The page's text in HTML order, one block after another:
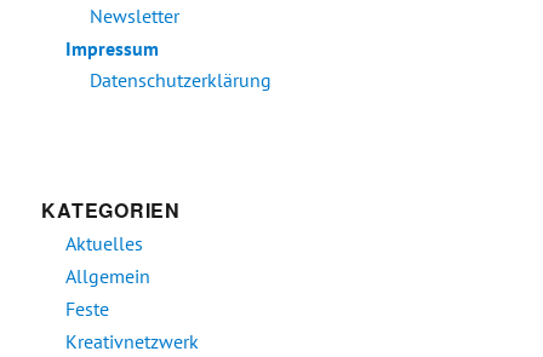
Newsletter
Impressum
Datenschutzerklärung
KATEGORIEN
Aktuelles
Allgemein
Feste
Kreativnetzwerk